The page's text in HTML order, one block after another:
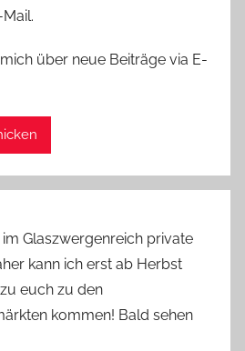
über neue Beiträge via E-
Glaszwergenreich private
kann ich erst ab Herbst
euch zu den
kommen! Bald sehen